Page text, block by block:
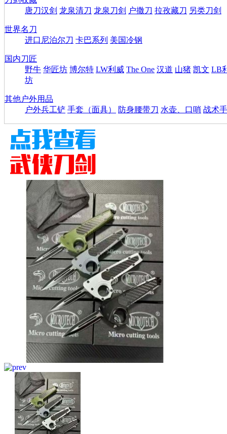
唐刀汉剑 龙泉清刀 龙泉刀剑 户撒刀 拉孜藏刀 另类刀剑
世界名刀
进口尼泊尔刀 卡巴系列 美国冷钢
国内刀匠
野牛 华匠坊 博尔特 LW利威 The One 汉道 山猪 凯文 LB
坊
其他户外用品
户外兵工铲 手套（面具） 防身腰带刀 水壶、口哨 战术